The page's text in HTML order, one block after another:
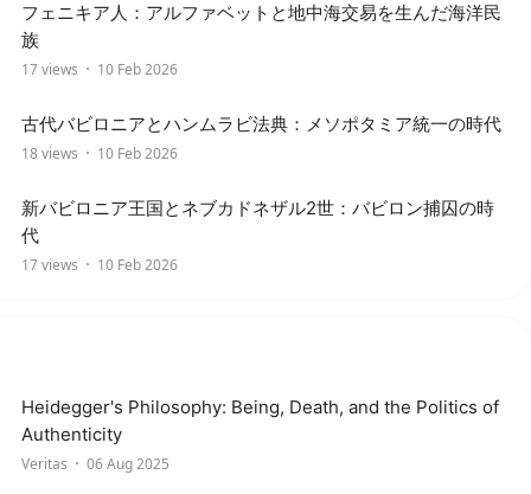
フェニキア人：アルファベットと地中海交易を生んだ海洋民
族
17 views 10 Feb 2026
古代バビロニアとハンムラビ法典：メソポタミア統一の時代
18 views 10 Feb 2026
新バビロニア王国とネブカドネザル2世：バビロン捕囚の時
代
17 views 10 Feb 2026
Heidegger's Philosophy: Being, Death, and the Politics of
Authenticity
Veritas 06 Aug 2025